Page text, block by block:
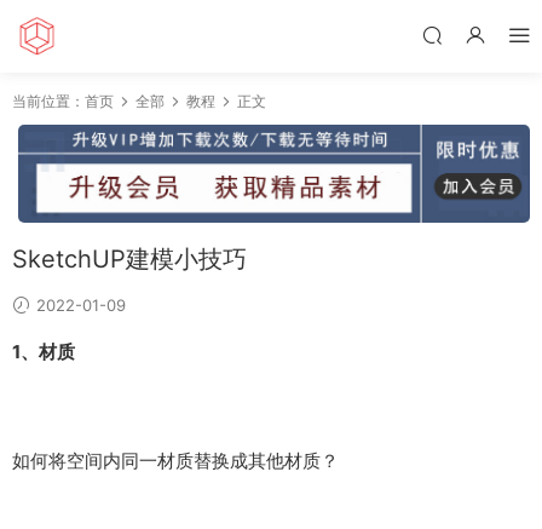
当前位置： 首页 全部 教程 正文
SketchUP建模小技巧
2022-01-09
1、材质
如何将空间内同一材质替换成其他材质？